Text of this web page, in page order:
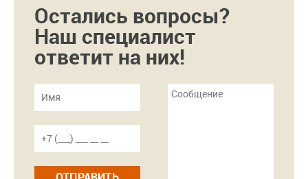
Остались вопросы?
Наш специалист
ответит на них!